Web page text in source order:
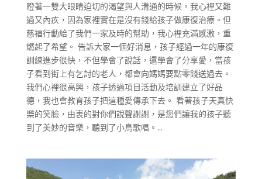
瞪著一雙大眼睛迫切的渴望與人溝通的時候，我心裡又難
過又內疚，因為家裡實在是沒有錢給孩子做康復治療。但
慈福行動給了我們一家及時的幫助，我心裡充滿感激，重
燃起了希望。 告訴大家一個好消息，孩子經過一年的康復
訓練進步很快，不但學會了說話，還學會了分享愛，當孩
子看到街上有乞討的老人，都會向媽媽要點零錢送過去。
我們心裡很高興，孩子透過項目活動及培訓建立了好品
德，我也會教育孩子把這種愛傳承下去。 看著孩子天真快
樂的笑臉，由衷的對你們說聲謝謝，是您們讓我的孩子聽
到了美妙的音樂，聽到了小鳥歌唱。...